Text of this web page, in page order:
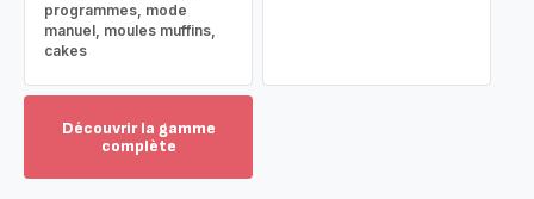
programmes, mode
manuel, moules muffins,
cakes
Découvrir la gamme
complète